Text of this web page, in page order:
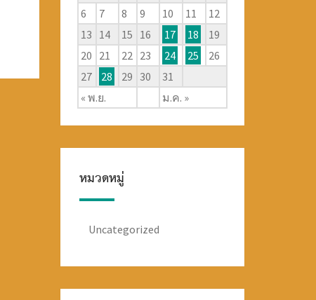
« พ.ย. ม.ค. »
6
7 8 9 10 11
12
13 14 15 16 17 18
19
20 21 22 23 24 25
26
27
28 29 30 31
หมวดหมู่
Uncategorized